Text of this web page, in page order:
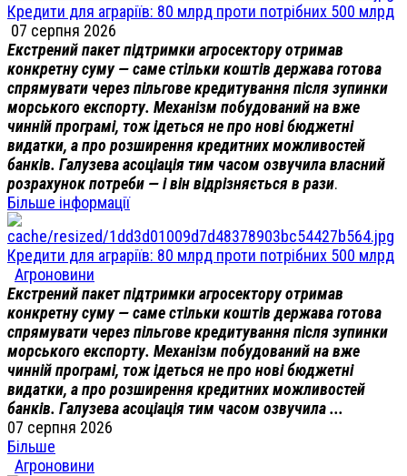
Кредити для аграріїв: 80 млрд проти потрібних 500 млрд
07 серпня 2026
Екстрений пакет підтримки агросектору отримав
конкретну суму — саме стільки коштів держава готова
спрямувати через пільгове кредитування після зупинки
морського експорту. Механізм побудований на вже
чинній програмі, тож ідеться не про нові бюджетні
видатки, а про розширення кредитних можливостей
банків. Галузева асоціація тим часом озвучила власний
розрахунок потреби — і він відрізняється в рази.
Більше інформації
Кредити для аграріїв: 80 млрд проти потрібних 500 млрд
Агроновини
Екстрений пакет підтримки агросектору отримав
конкретну суму — саме стільки коштів держава готова
спрямувати через пільгове кредитування після зупинки
морського експорту. Механізм побудований на вже
чинній програмі, тож ідеться не про нові бюджетні
видатки, а про розширення кредитних можливостей
банків. Галузева асоціація тим часом озвучила ...
07 серпня 2026
Більше
Агроновини